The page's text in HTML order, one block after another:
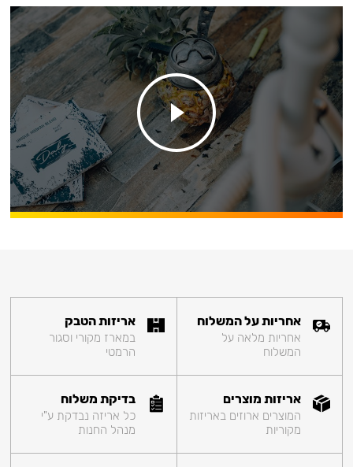
אחריות על המשלוח
אחריות מלאה על
המשלוח
אריזות הטבק
במארז מקורי וסגור
הרמטי
אריזות מוצרים
המוצרים ארוזים באריזות
מקוריות
בדיקת משלוח
כל אריזה נבדקת ע"י
מנהל החנות